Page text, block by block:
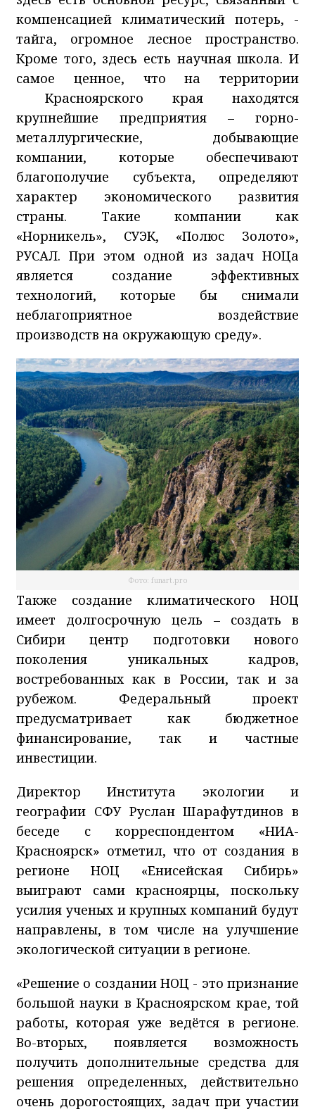
компенсацией климатический потерь, -
тайга, огромное лесное пространство.
Кроме того, здесь есть научная школа. И
самое ценное, что на территории
Красноярского края находятся
крупнейшие предприятия – горно-
металлургические, добывающие
компании, которые обеспечивают
благополучие субъекта, определяют
характер экономического развития
страны. Такие компании как
«Норникель», СУЭК, «Полюс Золото»,
РУСАЛ. При этом одной из задач НОЦа
является создание эффективных
технологий, которые бы снимали
неблагоприятное воздействие
производств на окружающую среду».
Фото: funart.pro
Также создание климатического НОЦ
имеет долгосрочную цель – создать в
Сибири центр подготовки нового
поколения уникальных кадров,
востребованных как в России, так и за
рубежом. Федеральный проект
предусматривает как бюджетное
финансирование, так и частные
инвестиции.
Директор Института экологии и
географии СФУ Руслан Шарафутдинов в
беседе с корреспондентом «НИА-
Красноярск» отметил, что от создания в
регионе НОЦ «Енисейская Сибирь»
выиграют сами красноярцы, поскольку
усилия ученых и крупных компаний будут
направлены, в том числе на улучшение
экологической ситуации в регионе.
«Решение о создании НОЦ - это признание
большой науки в Красноярском крае, той
работы, которая уже ведётся в регионе.
Во-вторых, появляется возможность
получить дополнительные средства для
решения определенных, действительно
очень дорогостоящих, задач при участии